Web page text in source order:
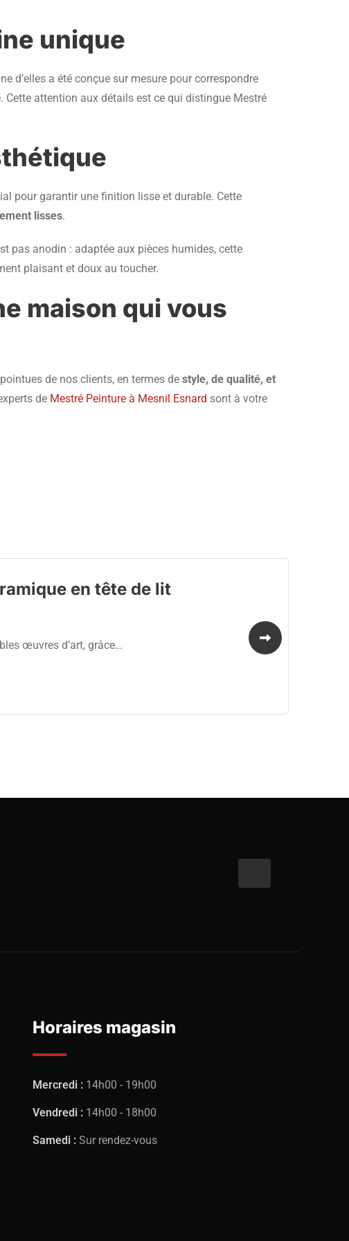
unique
d’elles a été conçue sur mesure pour correspondre
Cette attention aux détails est ce qui distingue Mestré
pour garantir une finition lisse et durable. Cette
lisses.
pas anodin : adaptée aux pièces humides, cette
plaisant et doux au toucher.
maison qui vous
de nos clients, en termes de style, de qualité, et
de Mestré Peinture à Mesnil Esnard sont à votre
en tête de lit
œuvres d’art, grâce…
Horaires magasin
Mercredi : 14h00 - 19h00
Vendredi : 14h00 - 18h00
Samedi : Sur rendez-vous